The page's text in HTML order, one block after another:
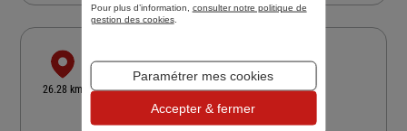
26.28 km
ASSURANCES ERIC DALLE
24 RUE DE LA REPUBLIQUE
69002 LYON
4,4/5(Google) 57 avis
Pour plus d’information, consulter notre politique de
gestion des cookies.
Paramétrer mes cookies
Accepter & fermer